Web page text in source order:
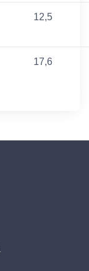
12,5
17,6